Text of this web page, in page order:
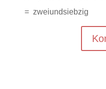
= zweiundsiebzig